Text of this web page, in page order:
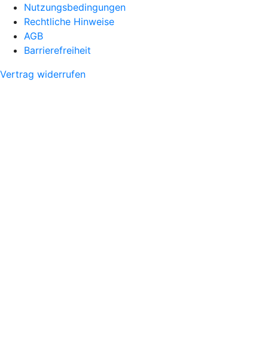
Nutzungsbedingungen
Rechtliche Hinweise
AGB
Barrierefreiheit
Vertrag widerrufen